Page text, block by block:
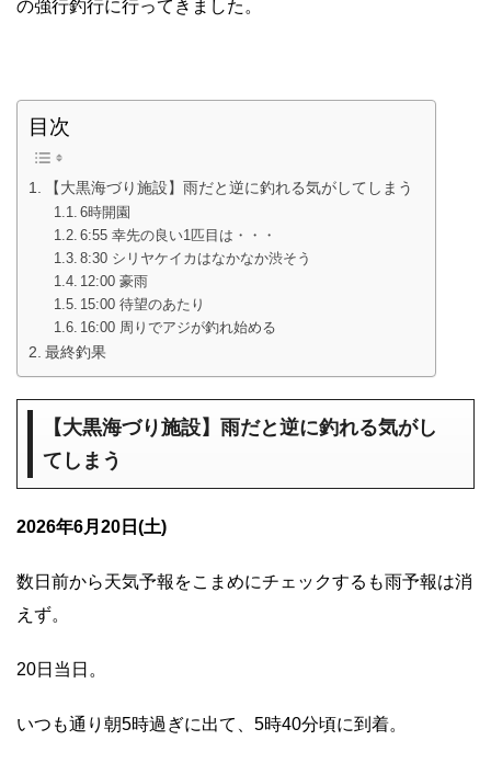
の強行釣行に行ってきました。
目次
【大黒海づり施設】雨だと逆に釣れる気がしてしまう
6時開園
6:55 幸先の良い1匹目は・・・
8:30 シリヤケイカはなかなか渋そう
12:00 豪雨
15:00 待望のあたり
16:00 周りでアジが釣れ始める
最終釣果
【大黒海づり施設】雨だと逆に釣れる気がし
てしまう
2026年6月20日(土)
数日前から天気予報をこまめにチェックするも雨予報は消
えず。
20日当日。
いつも通り朝5時過ぎに出て、5時40分頃に到着。